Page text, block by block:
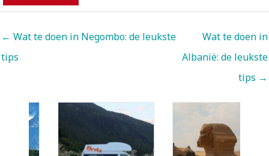
← Wat te doen in Negombo: de leukste
tips
Wat te doen in
Albanië: de leukste
tips →